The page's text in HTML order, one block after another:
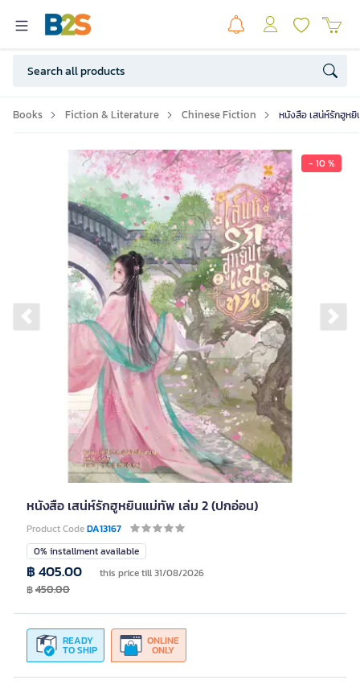
Books Fiction & Literature Chinese Fiction หนังสือ เสน่ห์รักฮูห
- 10 %
Previous slide
หนังสือ เสน่ห์รักฮูหยินแม่ทัพ เล่ม 2 (ปกอ่อน)
Product CodeDA13167
0% installment available
READY
TO SHIP
ONLINE
ONLY
฿ 405.00 this price till 31/08/2026
฿450.00